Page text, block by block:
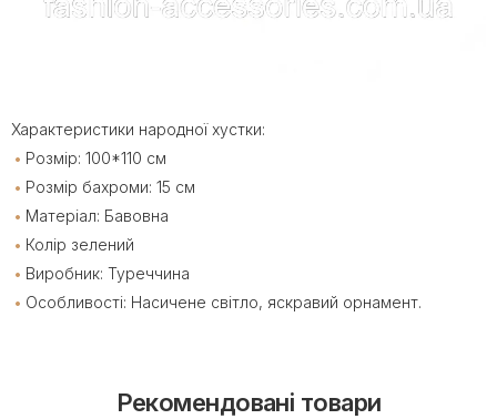
Характеристики народної хустки:
Розмір: 100*110 см
Розмір бахроми: 15 см
Матеріал: Бавовна
Колір зелений
Виробник: Туреччина
Особливості: Насичене світло, яскравий орнамент.
Рекомендовані товари